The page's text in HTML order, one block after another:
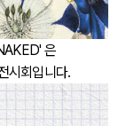
은
시회입니다.